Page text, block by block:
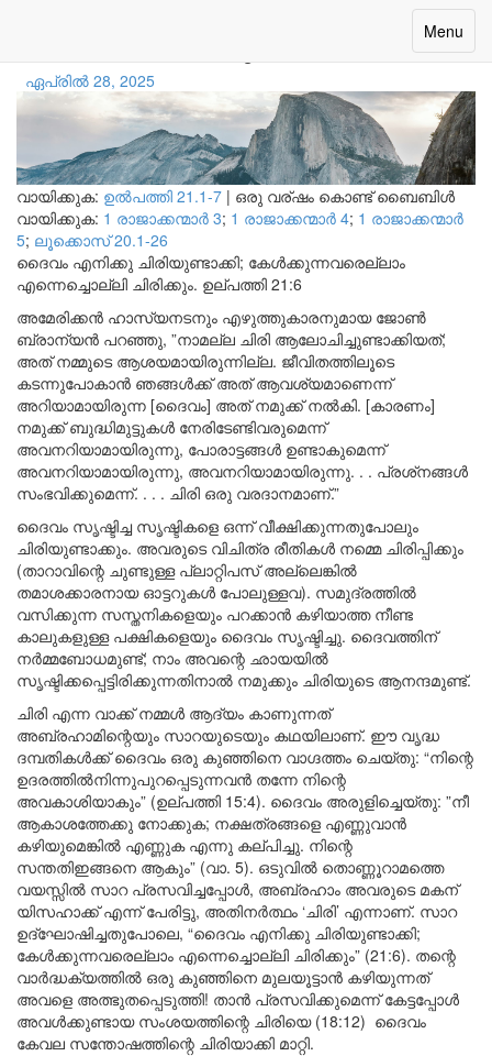
Toggle
Menu
ഏപ്രിൽ 28, 2025
വായിക്കുക: ഉല്‍പത്തി 21.1-7 | ഒരു വര്ഷം കൊണ്ട് ബൈബിൾ
വായിക്കുക: 1 രാജാക്കന്മാര്‍ 3; 1 രാജാക്കന്മാര്‍ 4; 1 രാജാക്കന്മാര്‍
5; ലൂക്കൊസ് 20.1-26
ദൈവം എനിക്കു ചിരിയുണ്ടാക്കി; കേൾക്കുന്നവരെല്ലാം
എന്നെച്ചൊല്ലി ചിരിക്കും. ഉല്പത്തി 21:6
അമേരിക്കൻ ഹാസ്യനടനും എഴുത്തുകാരനുമായ ജോൺ
ബ്രാന്യൻ പറഞ്ഞു, ”നാമല്ല ചിരി ആലോചിച്ചുണ്ടാക്കിയത്;
അത് നമ്മുടെ ആശയമായിരുന്നില്ല. ജീവിതത്തിലൂടെ
കടന്നുപോകാൻ ഞങ്ങൾക്ക് അത് ആവശ്യമാണെന്ന്
അറിയാമായിരുന്ന [ദൈവം] അത് നമുക്ക് നൽകി. [കാരണം]
നമുക്ക് ബുദ്ധിമുട്ടുകൾ നേരിടേണ്ടിവരുമെന്ന്
അവനറിയാമായിരുന്നു, പോരാട്ടങ്ങൾ ഉണ്ടാകുമെന്ന്
അവനറിയാമായിരുന്നു, അവനറിയാമായിരുന്നു. . . പ്രശ്‌നങ്ങൾ
സംഭവിക്കുമെന്ന്. . . . ചിരി ഒരു വരദാനമാണ്.”
ദൈവം സൃഷ്ടിച്ച സൃഷ്ടികളെ ഒന്ന് വീക്ഷിക്കുന്നതുപോലും
ചിരിയുണ്ടാക്കും. അവരുടെ വിചിത്ര രീതികൾ നമ്മെ ചിരിപ്പിക്കും
(താറാവിന്റെ ചുണ്ടുള്ള പ്ലാറ്റിപസ് അല്ലെങ്കിൽ
തമാശക്കാരനായ ഓട്ടറുകൾ പോലുള്ളവ). സമുദ്രത്തിൽ
വസിക്കുന്ന സസ്തനികളെയും പറക്കാൻ കഴിയാത്ത നീണ്ട
കാലുകളുള്ള പക്ഷികളെയും ദൈവം സൃഷ്ടിച്ചു. ദൈവത്തിന്
നർമ്മബോധമുണ്ട്; നാം അവന്റെ ഛായയിൽ
സൃഷ്ടിക്കപ്പെട്ടിരിക്കുന്നതിനാൽ നമുക്കും ചിരിയുടെ ആനന്ദമുണ്ട്.
ചിരി എന്ന വാക്ക് നമ്മൾ ആദ്യം കാണുന്നത്
അബ്രഹാമിന്റെയും സാറയുടെയും കഥയിലാണ്. ഈ വൃദ്ധ
ദമ്പതികൾക്ക് ദൈവം ഒരു കുഞ്ഞിനെ വാഗ്ദത്തം ചെയ്തു: “നിന്റെ
ഉദരത്തിൽനിന്നുപുറപ്പെടുന്നവൻ തന്നേ നിന്റെ
അവകാശിയാകും” (ഉല്പത്തി 15:4). ദൈവം അരുളിച്ചെയ്തു: ”നീ
ആകാശത്തേക്കു നോക്കുക; നക്ഷത്രങ്ങളെ എണ്ണുവാൻ
കഴിയുമെങ്കിൽ എണ്ണുക എന്നു കല്പിച്ചു. നിന്റെ
സന്തതിഇങ്ങനെ ആകും” (വാ. 5). ഒടുവിൽ തൊണ്ണൂറാമത്തെ
വയസ്സിൽ സാറ പ്രസവിച്ചപ്പോൾ, അബ്രഹാം അവരുടെ മകന്
യിസഹാക്ക് എന്ന് പേരിട്ടു, അതിനർത്ഥം ‘ചിരി’ എന്നാണ്. സാറ
ഉദ്‌ഘോഷിച്ചതുപോലെ, “ദൈവം എനിക്കു ചിരിയുണ്ടാക്കി;
കേൾക്കുന്നവരെല്ലാം എന്നെച്ചൊല്ലി ചിരിക്കും” (21:6). തന്റെ
വാർദ്ധക്യത്തിൽ ഒരു കുഞ്ഞിനെ മുലയൂട്ടാൻ കഴിയുന്നത്
അവളെ അത്ഭുതപ്പെടുത്തി! താൻ പ്രസവിക്കുമെന്ന് കേട്ടപ്പോൾ
അവൾക്കുണ്ടായ സംശയത്തിന്റെ ചിരിയെ (18:12) ദൈവം
കേവല സന്തോഷത്തിന്റെ ചിരിയാക്കി മാറ്റി.